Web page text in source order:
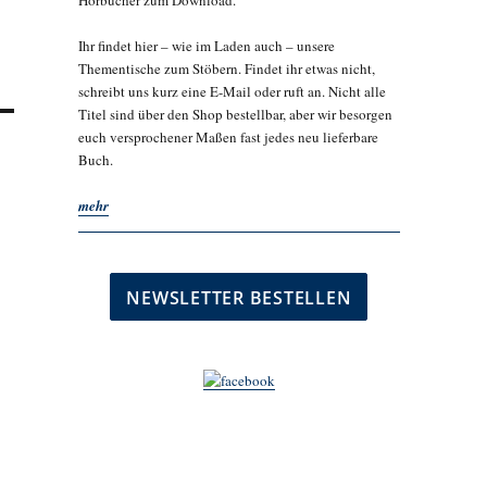
Ihr findet hier – wie im Laden auch – unsere
Thementische zum Stöbern. Findet ihr etwas nicht,
schreibt uns kurz eine E-Mail oder ruft an. Nicht alle
Titel sind über den Shop bestellbar, aber wir besorgen
euch versprochener Maßen fast jedes neu lieferbare
Buch.
mehr